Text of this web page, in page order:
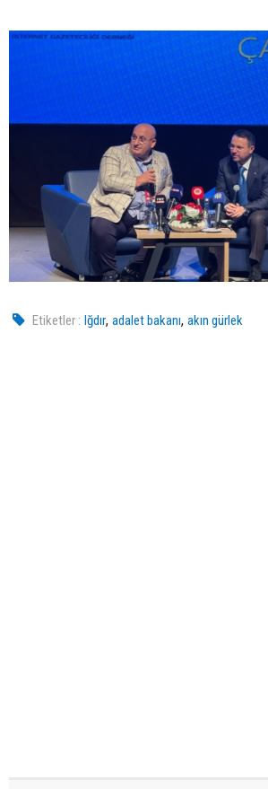
Etiketler : Iğdır,adalet bakanı,akın gürlek